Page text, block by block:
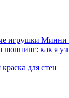
игрушки
шоппинг: как я
для стен